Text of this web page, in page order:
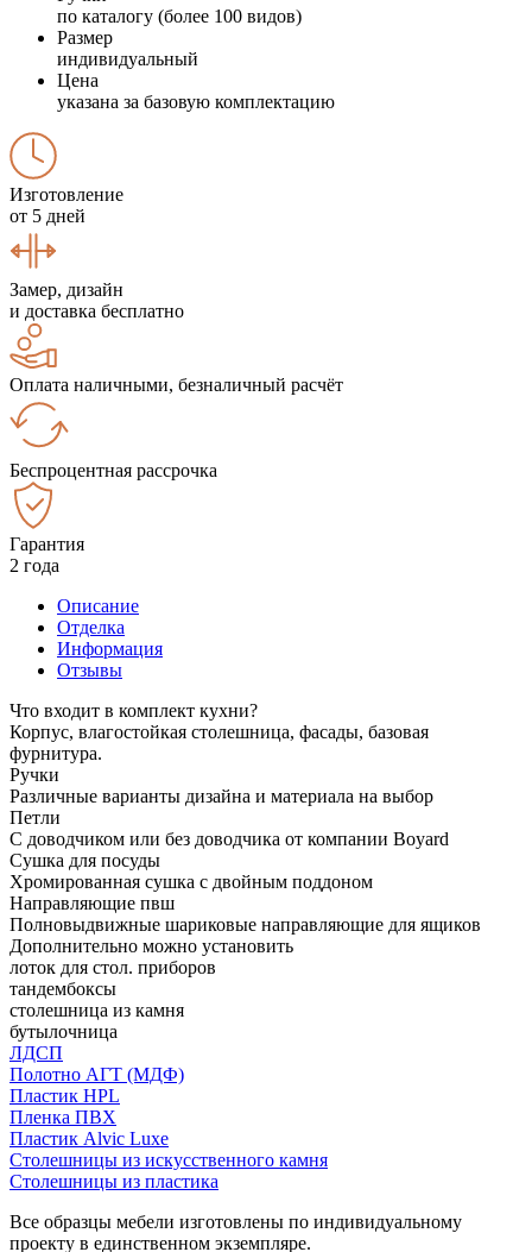
по каталогу (более 100 видов)
Размер
индивидуальный
Цена
указана за базовую комплектацию
Изготовление
от 5 дней
Замер, дизайн
и доставка бесплатно
Оплата наличными, безналичный расчёт
Беспроцентная рассрочка
Гарантия
2 года
Описание
Отделка
Информация
Отзывы
Что входит в комплект кухни?
Корпус, влагостойкая столешница, фасады, базовая
фурнитура.
Ручки
Различные варианты дизайна и материала на выбор
Петли
С доводчиком или без доводчика от компании Boyard
Сушка для посуды
Хромированная сушка с двойным поддоном
Направляющие пвш
Полновыдвижные шариковые направляющие для ящиков
Дополнительно можно установить
лоток для стол. приборов
тандембоксы
столешница из камня
бутылочница
ЛДСП
Полотно АГТ (МДФ)
Пластик HPL
Пленка ПВХ
Пластик Alvic Luxe
Столешницы из искусственного камня
Столешницы из пластика
Все образцы мебели изготовлены по индивидуальному
проекту в единственном экземпляре.